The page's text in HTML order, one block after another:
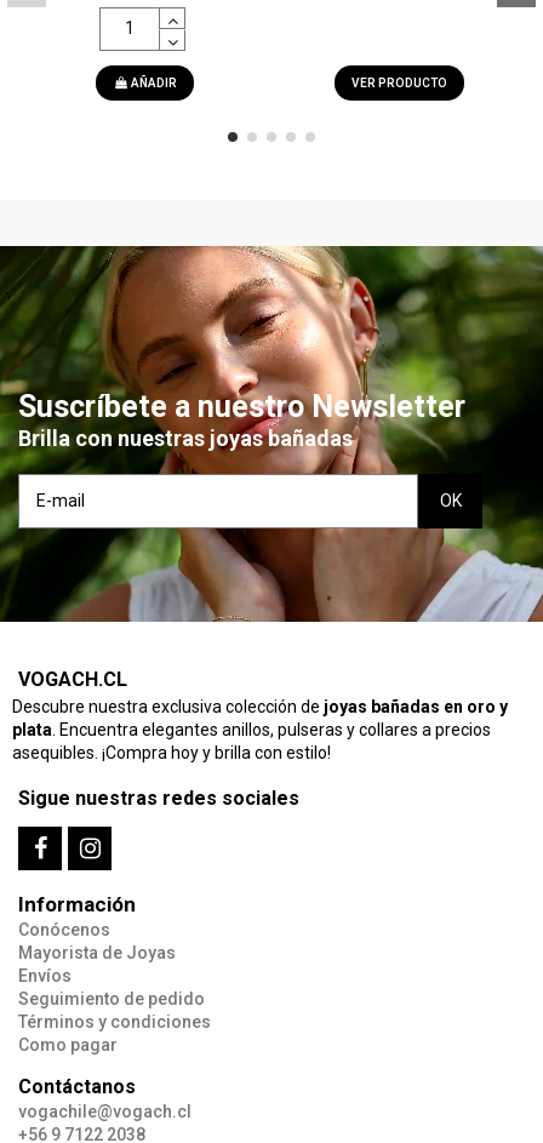
AÑADIR VER PRODUCTO
Suscríbete a nuestro Newsletter
Brilla con nuestras joyas bañadas
VOGACH.CL
Descubre nuestra exclusiva colección de joyas bañadas en oro y
plata . Encuentra elegantes anillos, pulseras y collares a precios
asequibles. ¡Compra hoy y brilla con estilo!
Sigue nuestras redes sociales
Información
Conócenos
Mayorista de Joyas
Envíos
Seguimiento de pedido
Términos y condiciones
Como pagar
Contáctanos
vogachile@vogach.cl
+56 9 7122 2038